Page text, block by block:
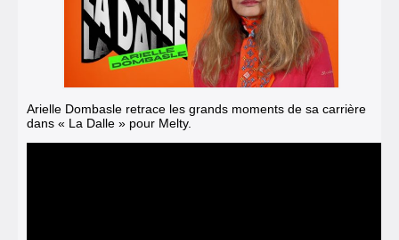
Arielle Dombasle retrace les grands moments de sa carrière
dans « La Dalle » pour Melty.